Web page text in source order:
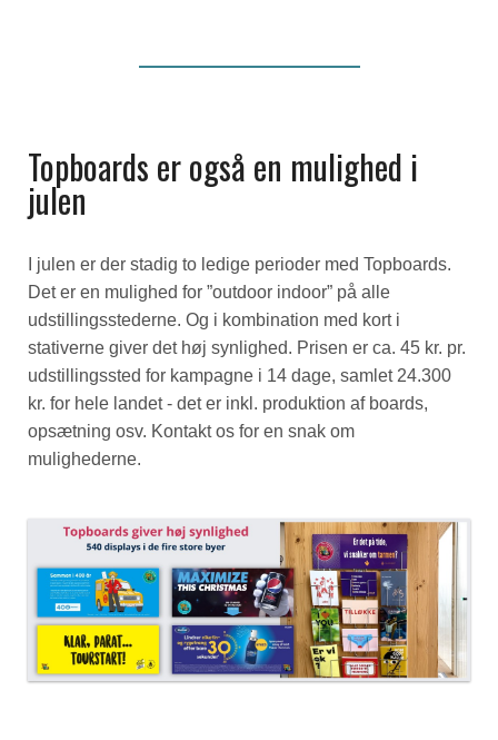
Topboards er også en mulighed i
julen
I julen er der stadig to ledige perioder med Topboards.
Det er en mulighed for ”outdoor indoor” på alle
udstillingsstederne. Og i kombination med kort i
stativerne giver det høj synlighed. Prisen er ca. 45 kr. pr.
udstillingssted for kampagne i 14 dage, samlet 24.300
kr. for hele landet - det er inkl. produktion af boards,
opsætning osv. Kontakt os for en snak om
mulighederne.